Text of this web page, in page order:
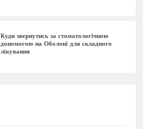
Куди звернутись за стоматологічною
допомогою на Оболоні для складного
лікування